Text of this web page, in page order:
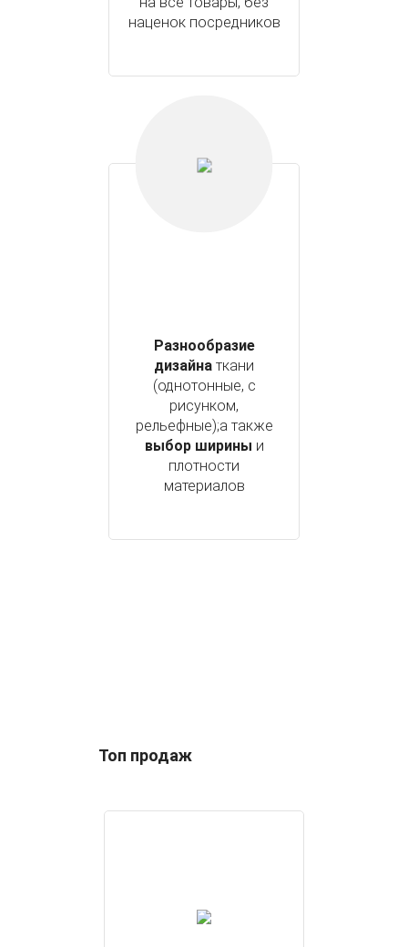
наценок посредников
Разнообразие
дизайна ткани
(однотонные, с
рисунком,
рельефные);а также
выбор ширины и
плотности
материалов
Топ продаж